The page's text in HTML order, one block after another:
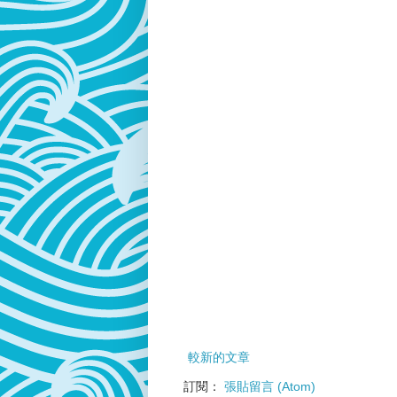
較新的文章
訂閱： 張貼留言 (Atom)